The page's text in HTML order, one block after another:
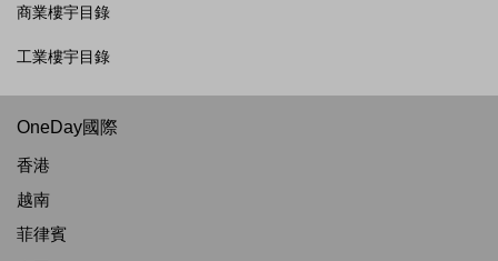
商業樓宇目錄
工業樓宇目錄
OneDay國際
香港
越南
菲律賓